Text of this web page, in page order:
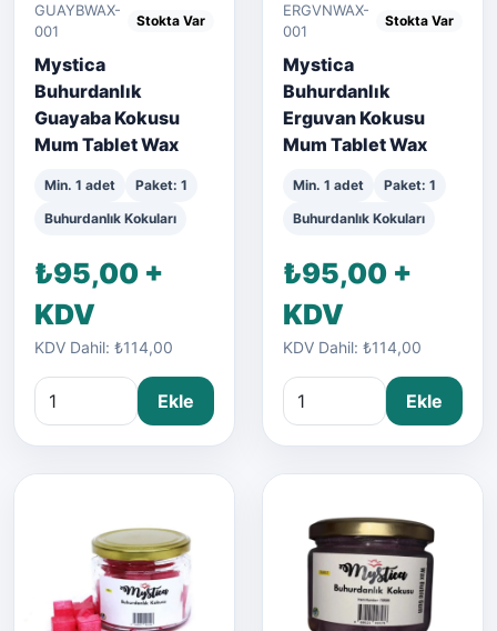
GUAYBWAX-
001
Stokta Var
Mystica
Buhurdanlık
Guayaba Kokusu
Mum Tablet Wax
Min. 1 adet
Paket: 1
Buhurdanlık Kokuları
₺95,00 +
KDV
KDV Dahil: ₺114,00
Ekle
ERGVNWAX-
001
Stokta Var
Mystica
Buhurdanlık
Erguvan Kokusu
Mum Tablet Wax
Min. 1 adet
Paket: 1
Buhurdanlık Kokuları
₺95,00 +
KDV
KDV Dahil: ₺114,00
Ekle